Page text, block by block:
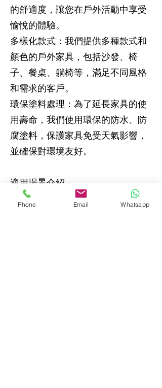
的舒適度，讓您在戶外活動中享受
愉悅的體驗。
多樣化款式：我們提供多種款式和
顏色的戶外家具，包括沙發、椅
子、餐桌、躺椅等，滿足不同風格
和需求的客戶。
環保塗料處理：為了延長家具的使
用壽命，我們使用環保的防水、防
腐塗料，保護家具免受天氣影響，
並確保對環境友好。
適用場景介紹
Phone Email Whatsapp